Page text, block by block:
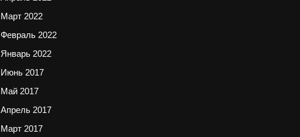
Март 2022
Февраль 2022
Январь 2022
Июнь 2017
Май 2017
Апрель 2017
Март 2017